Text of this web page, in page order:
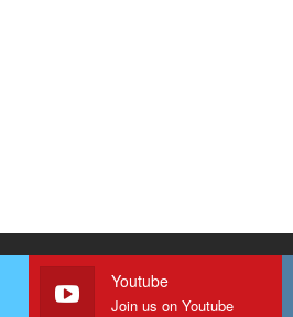
Youtube
Join us on Youtube